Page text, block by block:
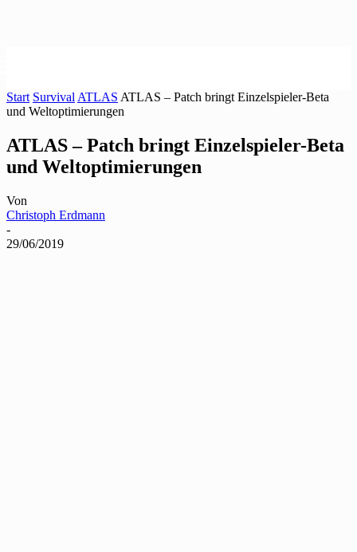
Start Survival ATLAS ATLAS – Patch bringt Einzelspieler-Beta
und Weltoptimierungen
ATLAS – Patch bringt Einzelspieler-Beta
und Weltoptimierungen
Von
Christoph Erdmann
-
29/06/2019